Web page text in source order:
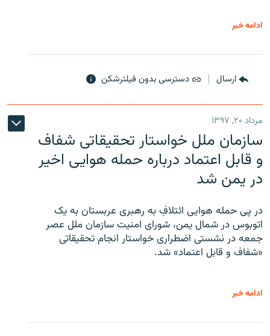
ادامه خبر
ارسال دسترسی بدون فیلترشکن
مرداد ۲۰, ۱۳۹۷
سازمان ملل خواستار تحقیقاتی شفاف
و قابل اعتماد درباره حمله هوایی اخیر
در یمن شد
در پی حمله هوایی ائتلافِ به رهبری عربستان به یک
اتوبوس در شمال یمن، شورای امنیت سازمان ملل عصر
جمعه در نشستی اضطراری خواستار انجام تحقیقاتی
«شفاف و قابل اعتماد» شد.
ادامه خبر